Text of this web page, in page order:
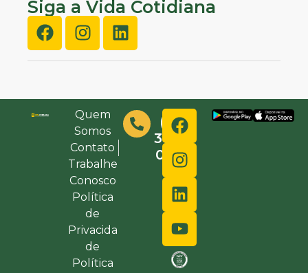
Siga a Vida Cotidiana
Quem
Somos
Contato
Trabalhe
Conosco
Política
de
Privacida
de
Política
(48)
3632-
0000